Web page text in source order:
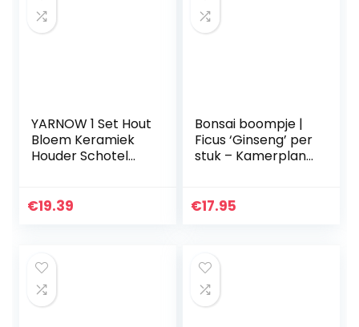
YARNOW 1 Set Hout
Bloem Keramiek
Houder Schotel
En Houten Xmas
€19.39
Bonsai boompje |
Ficus ‘Ginseng’ per
stuk – Kamerplant
€17.95